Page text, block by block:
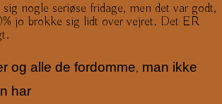
nogle seriøse fridage, men det var godt,
jo brokke sig lidt over vejret. Det ER
og alle de fordomme, man ikke
har